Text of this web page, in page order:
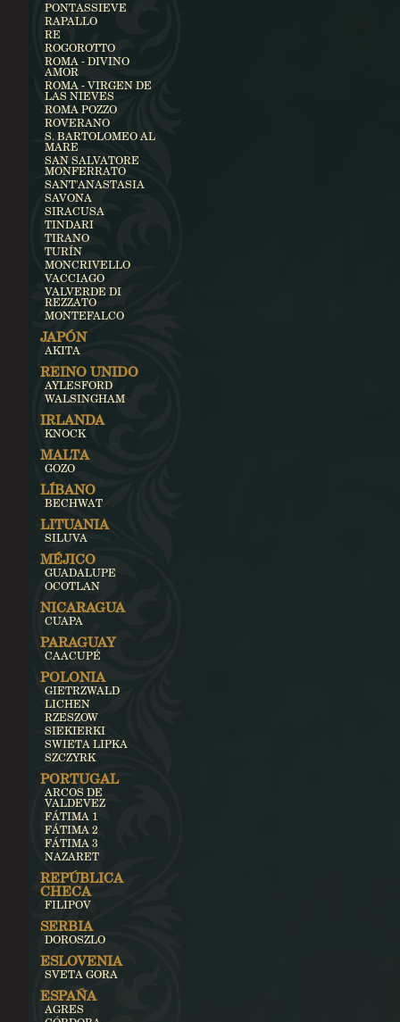
PONTASSIEVE
RAPALLO
RE
ROGOROTTO
ROMA - DIVINO
AMOR
ROMA - VIRGEN DE
LAS NIEVES
ROMA POZZO
ROVERANO
S. BARTOLOMEO AL
MARE
SAN SALVATORE
MONFERRATO
SANT'ANASTASIA
SAVONA
SIRACUSA
TINDARI
TIRANO
TURÍN
MONCRIVELLO
VACCIAGO
VALVERDE DI
REZZATO
MONTEFALCO
JAPÓN
AKITA
REINO UNIDO
AYLESFORD
WALSINGHAM
IRLANDA
KNOCK
MALTA
GOZO
LÍBANO
BECHWAT
LITUANIA
SILUVA
MÉJICO
GUADALUPE
OCOTLAN
NICARAGUA
CUAPA
PARAGUAY
CAACUPÉ
POLONIA
GIETRZWALD
LICHEN
RZESZOW
SIEKIERKI
SWIETA LIPKA
SZCZYRK
PORTUGAL
ARCOS DE
VALDEVEZ
FÁTIMA 1
FÁTIMA 2
FÁTIMA 3
NAZARET
REPÚBLICA
CHECA
FILIPOV
SERBIA
DOROSZLO
ESLOVENIA
SVETA GORA
ESPAÑA
AGRES